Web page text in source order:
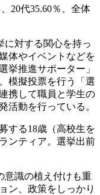
20代35.60％、全体
対する関心を持っ
体やイベントなどを
挙推進サポーター」
模擬投票を行う「選
携して職員と学生の
活動を行っている。
する18歳（高校生を
ンティア。選挙出前
識の植え付けも重
ン、政策をしっかり